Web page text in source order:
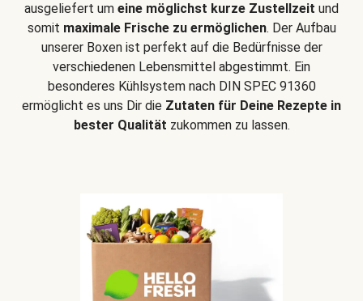
ausgeliefert um eine möglichst kurze Zustellzeit und
somit maximale Frische zu ermöglichen. Der Aufbau
unserer Boxen ist perfekt auf die Bedürfnisse der
verschiedenen Lebensmittel abgestimmt. Ein
besonderes Kühlsystem nach DIN SPEC 91360
ermöglicht es uns Dir die Zutaten für Deine Rezepte in
bester Qualität zukommen zu lassen.